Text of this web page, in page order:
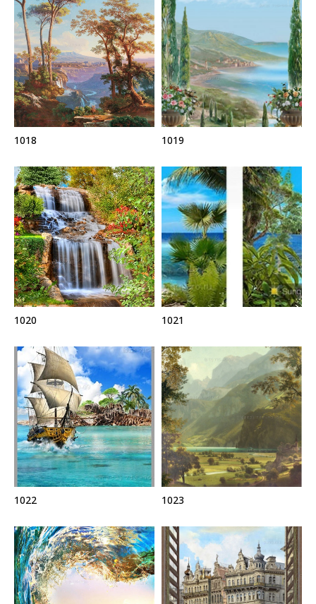
1018 1019
1020 1021
1022 1023